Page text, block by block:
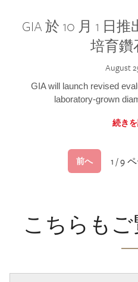
GIA 於 10 月 1 日
培育鑽
August
GIA will launch revised
laboratory-grown
続き
前へ 1 / 9
こちらも